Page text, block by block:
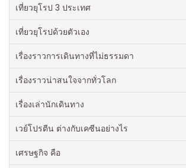
เที่ยวยุโรป 3 ประเทศ
เที่ยวยุโรปด้วยตัวเอง
เรื่องราวการเดินทางที่ไม่ธรรมดา
เรื่องราวน่าสนใจจากทั่วโลก
เรื่องเล่านักเดินทาง
เวย์โปรตีน ต่างกับเคซีนอย่างไร
เศรษฐกิจ คือ